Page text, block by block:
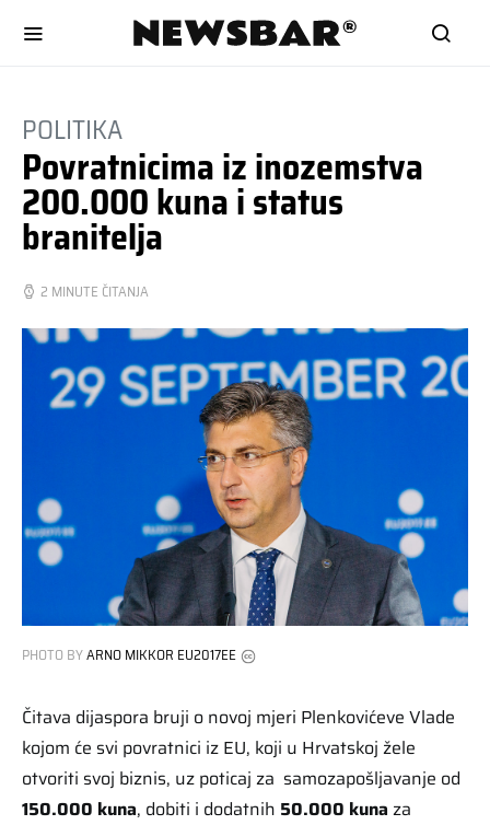
POLITIKA
Povratnicima iz inozemstva
200.000 kuna i status
branitelja
2 MINUTE ČITANJA
PHOTO BYARNO MIKKOR EU2017EE
Čitava dijaspora bruji o novoj mjeri Plenkovićeve Vlade
kojom će svi povratnici iz EU, koji u Hrvatskoj žele
otvoriti svoj biznis, uz poticaj za samozapošljavanje od
150.000 kuna, dobiti i dodatnih 50.000 kuna za